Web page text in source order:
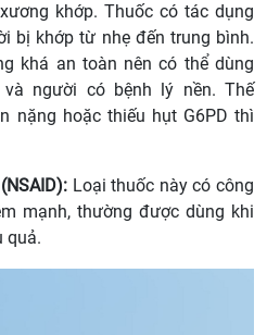
khớp. Thuốc có tác dụng
bị khớp từ nhẹ đến trung bình.
khá an toàn nên có thể dùng
người có bệnh lý nền. Thế
nặng hoặc thiếu hụt G6PD thì
Loại thuốc này có công
mạnh, thường được dùng khi
quả.